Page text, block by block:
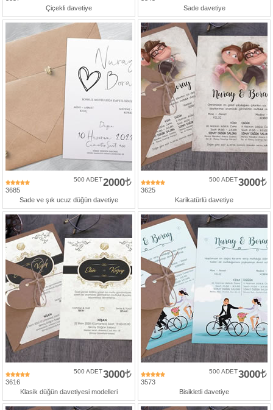
Çiçekli davetiye
Sade davetiye
3685
2000
500 ADET
Sade ve şık ucuz düğün davetiye
3625
3000
500 ADET
Karikatürlü davetiye
3616
3000
500 ADET
Klasik düğün davetiyesi modelleri
3573
3000
500 ADET
Bisikletli davetiye